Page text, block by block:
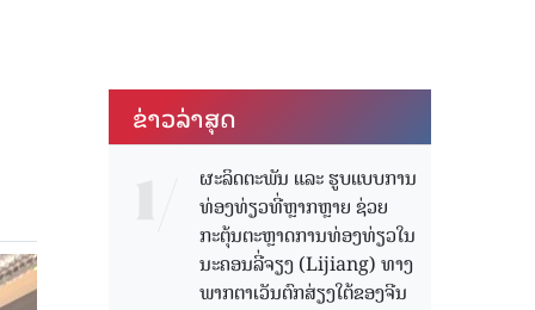
ຂ່າວ​ລ່າ​ສຸດ
ຜະລິດຕະພັນ ແລະ ຮູບແບບການ
ທ່ອງທ່ຽວທີ່ຫຼາກຫຼາຍ ຊ່ວຍ
ກະຕຸ້ນຕະຫຼາດການທ່ອງທ່ຽວໃນ
ນະຄອນລີ່ຈຽງ (Lijiang) ທາງ
ພາກຕາເວັນຕົກສ່ຽງໃຕ້ຂອງຈີນ